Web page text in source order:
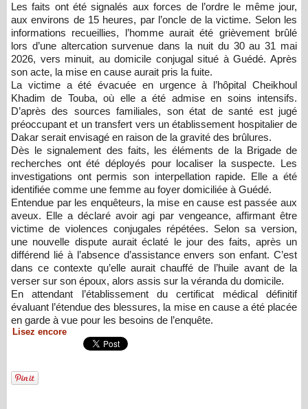
Les faits ont été signalés aux forces de l’ordre le même jour,
aux environs de 15 heures, par l’oncle de la victime. Selon les
informations recueillies, l’homme aurait été grièvement brûlé
lors d’une altercation survenue dans la nuit du 30 au 31 mai
2026, vers minuit, au domicile conjugal situé à Guédé. Après
son acte, la mise en cause aurait pris la fuite.
La victime a été évacuée en urgence à l’hôpital Cheikhoul
Khadim de Touba, où elle a été admise en soins intensifs.
D’après des sources familiales, son état de santé est jugé
préoccupant et un transfert vers un établissement hospitalier de
Dakar serait envisagé en raison de la gravité des brûlures.
Dès le signalement des faits, les éléments de la Brigade de
recherches ont été déployés pour localiser la suspecte. Les
investigations ont permis son interpellation rapide. Elle a été
identifiée comme une femme au foyer domiciliée à Guédé.
Entendue par les enquêteurs, la mise en cause est passée aux
aveux. Elle a déclaré avoir agi par vengeance, affirmant être
victime de violences conjugales répétées. Selon sa version,
une nouvelle dispute aurait éclaté le jour des faits, après un
différend lié à l’absence d’assistance envers son enfant. C’est
dans ce contexte qu’elle aurait chauffé de l’huile avant de la
verser sur son époux, alors assis sur la véranda du domicile.
En attendant l’établissement du certificat médical définitif
évaluant l’étendue des blessures, la mise en cause a été placée
en garde à vue pour les besoins de l’enquête.
Lisez encore